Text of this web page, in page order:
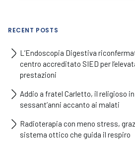
RECENT POSTS
L’Endoscopia Digestiva
centro accreditato SIED per
prestazioni
Addio a fratel Carletto, il religioso
sessant’anni accanto ai malati
Radioterapia con meno stress,
sistema ottico che guida il respiro